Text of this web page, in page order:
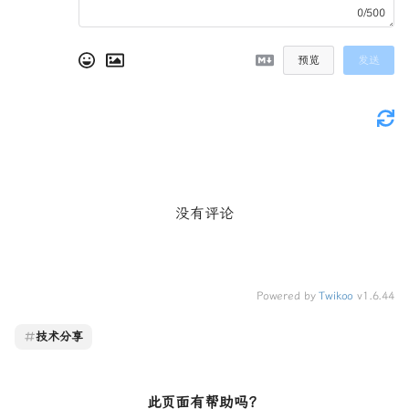
0/500
预览 发送
没有评论
Powered byTwikoo v1.6.44
技术分享
此页面有帮助吗？